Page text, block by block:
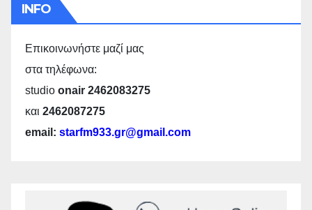
INFO
Επικοινωνήστε μαζί μας
στα τηλέφωνα:
studio onair 2462083275
και 2462087275
email: starfm933.gr@gmail.com